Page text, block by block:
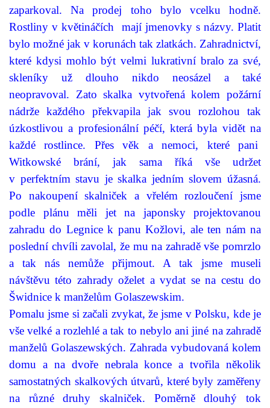
zaparkoval. Na prodej toho bylo vcelku hodně.
Rostliny v květináčích
mají jmenovky s názvy. Platit
bylo možné jak v korunách tak zlatkách. Zahradnictví,
které kdysi mohlo být velmi lukrativní bralo za své,
skleníky už dlouho nikdo neosázel a také
neopravoval. Zato skalka vytvořená kolem požární
nádrže každého překvapila jak svou rozlohou tak
úzkostlivou a profesionální péčí, která byla vidět na
každé rostlince. Přes věk a nemoci, které pani
Witkowské brání, jak sama říká vše udržet
v perfektním stavu je skalka jedním slovem úžasná.
Po nakoupení skalniček a vřelém rozloučení jsme
podle plánu měli jet na japonsky projektovanou
zahradu do Legnice k panu Kožlovi, ale ten nám na
poslední chvíli zavolal, že mu na zahradě vše pomrzlo
a tak nás nemůže přijmout.
A tak jsme museli
návštěvu této zahrady oželet a vydat se na cestu do
Šwidnice k manželům Golaszewskim.
Pomalu jsme si začali zvykat, že jsme v Polsku, kde je
vše velké a rozlehlé a tak to nebylo ani jiné na zahradě
manželů Golaszewských. Zahrada vybudovaná kolem
domu a na dvoře nebrala konce a tvořila několik
samostatných skalkových útvarů, které byly zaměřeny
na různé druhy skalniček. Poměrně dlouhý tok